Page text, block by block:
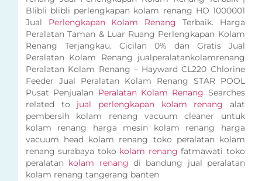
Blibli blibli perlengkapan kolam renang HO 1000001
Jual Perlengkapan Kolam Renang Terbaik. Harga
Peralatan Taman & Luar Ruang Perlengkapan Kolam
Renang Terjangkau. Cicilan 0% dan Gratis Jual
Peralatan Kolam Renang jualperalatankolamrenang
Peralatan Kolam Renang – Hayward CL220 Chlorine
Feeder Jual Peralatan Kolam Renang STAR POOL
Pusat Penjualan Peralatan Kolam Renang Searches
related to jual perlengkapan kolam renang alat
pembersih kolam renang vacuum cleaner untuk
kolam renang harga mesin kolam renang harga
vacuum head kolam renang toko peralatan kolam
renang surabaya toko kolam renang fatmawati toko
peralatan kolam renang di bandung jual peralatan
kolam renang tangerang banten